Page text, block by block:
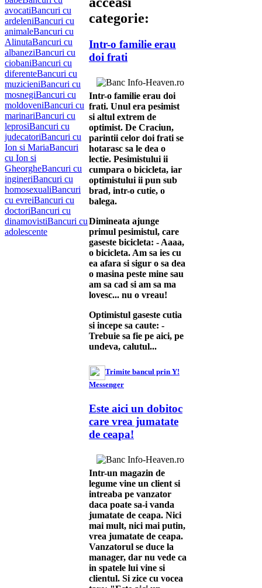
avocatiBancuri cu
ardeleniBancuri cu
animaleBancuri cu
AlinutaBancuri cu
albaneziBancuri cu
ciobaniBancuri cu
diferenteBancuri cu
muzicieniBancuri cu
mosnegiBancuri cu
moldoveniBancuri cu
marinariBancuri cu
leprosiBancuri cu
judecatoriBancuri cu
Ion si MariaBancuri
cu Ion si
GheorgheBancuri cu
ingineriBancuri cu
homosexualiBancuri
cu evreiBancuri cu
doctoriBancuri cu
dinamovistiBancuri cu
adolescente
categorie:
Intr-o familie erau
doi frati
Intr-o familie erau doi
frati. Unul era pesimist
si altul extrem de
optimist. De Craciun,
parintii celor doi frati se
hotarasc sa le dea o
lectie. Pesimistului ii
cumpara o bicicleta, iar
optimistului ii pun sub
brad, intr-o cutie, o
balega.
Dimineata ajunge
primul pesimistul, care
gaseste bicicleta: - Aaaa,
o bicicleta. Am sa ies cu
ea afara si sigur o sa dea
o masina peste mine sau
am sa cad si am sa ma
lovesc... nu o vreau!
Optimistul gaseste cutia
si incepe sa caute: -
Trebuie sa fie pe aici, pe
undeva, calutul...
Trimite bancul prin Y!
Messenger
Este aici un dobitoc
care vrea jumatate
de ceapa!
Intr-un magazin de
legume vine un client si
intreaba pe vanzator
daca poate sa-i vanda
jumatate de ceapa. Nici
mai mult, nici mai putin,
vrea jumatate de ceapa.
Vanzatorul se duce la
manager, dar nu vede ca
in spatele lui vine si
clientul. Si zice cu vocea